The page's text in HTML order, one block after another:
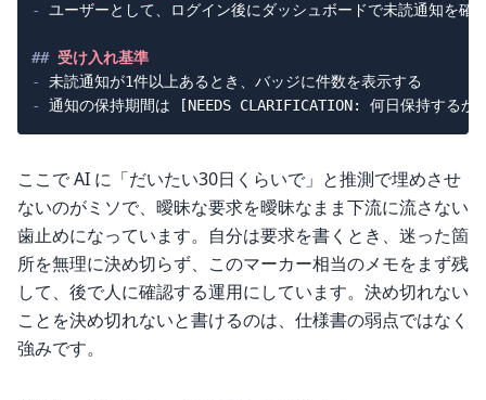
-
ユーザーとして、ログイン後にダッシュボードで未読通知を確
## 受け入れ基準
-
-
ここで AI に「だいたい30日くらいで」と推測で埋めさせ
ないのがミソで、曖昧な要求を曖昧なまま下流に流さない
歯止めになっています。自分は要求を書くとき、迷った箇
所を無理に決め切らず、このマーカー相当のメモをまず残
して、後で人に確認する運用にしています。決め切れない
ことを決め切れないと書けるのは、仕様書の弱点ではなく
強みです。